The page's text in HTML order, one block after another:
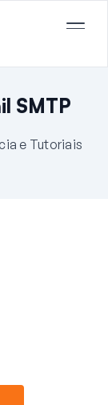
SMTP
e Tutoriais